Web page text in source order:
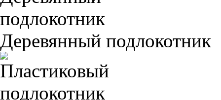
Деревянный подлокотник